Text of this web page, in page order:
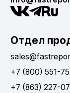
Отдел
+7 (800) 551-
+7 (863) 227-